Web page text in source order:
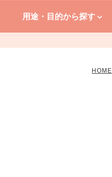
用途・目的から探す
HOME